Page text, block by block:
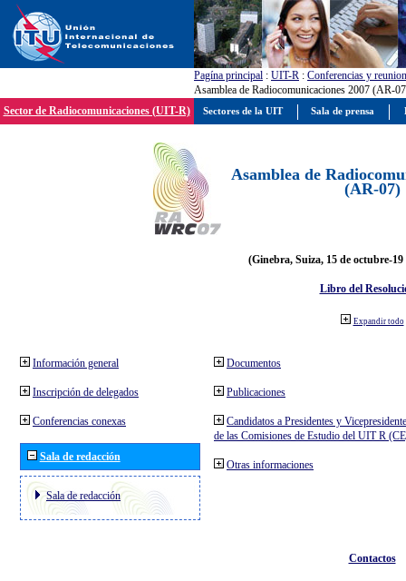
Pagína principal : UIT-R : Conferencias y
Asamblea de Radiocomunicaciones 2007 (AR-
Sector de Radiocomunicaciones (UIT-R)
Asamblea de
(AR-07)
(Ginebra, Suiza, 15 de octubre-19
Libro del
Expandir todo
Información general
Inscripción de delegados
Conferencias conexas
Sala de redacción
Sala de redacción
Documentos
Publicaciones
Candidatos a Presidentes y
de las Comisiones de Estudio del UIT R
Otras informaciones
Contactos
Sectores de la UIT Sala de prensa